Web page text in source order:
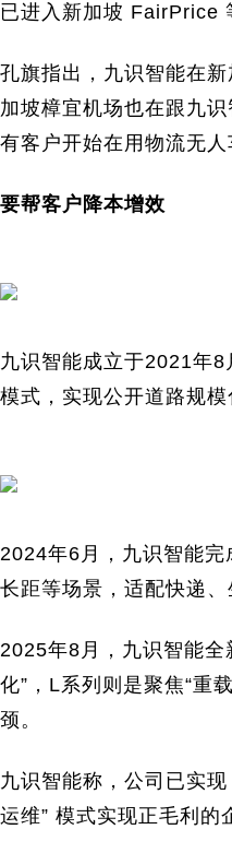
已进入新加坡 FairPrice
孔旗指出，九识智能在
加坡樟宜机场也在跟九
有客户开始在用物流无
要帮客户降本增效
九识智能成立于2021年
模式，实现公开道路规模
2024年6月，九识智能
长距等场景，适配快递
2025年8月，九识智能全
化”，L系列则是聚焦“重
颈。
九识智能称，公司已实
运维” 模式实现正毛利的